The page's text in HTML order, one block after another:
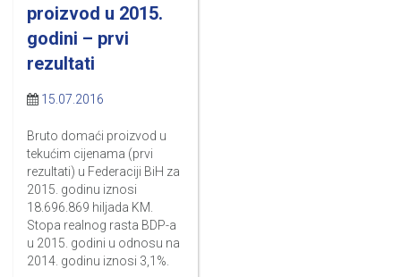
proizvod u 2015.
godini – prvi
rezultati
15.07.2016
Bruto domaći proizvod u
tekućim cijenama (prvi
rezultati) u Federaciji BiH za
2015. godinu iznosi
18.696.869 hiljada KM.
Stopa realnog rasta BDP-a
u 2015. godini u odnosu na
2014. godinu iznosi 3,1%.